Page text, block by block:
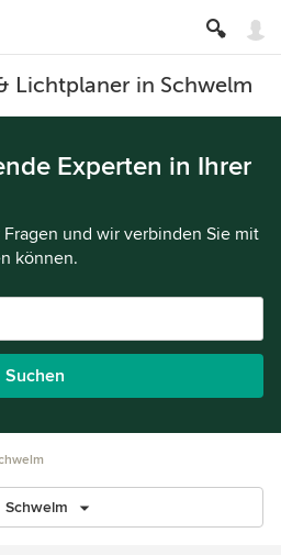
Lichtplaner in Schwelm
Experten in Ihrer
und wir verbinden Sie mit
können.
Suchen
Schwelm